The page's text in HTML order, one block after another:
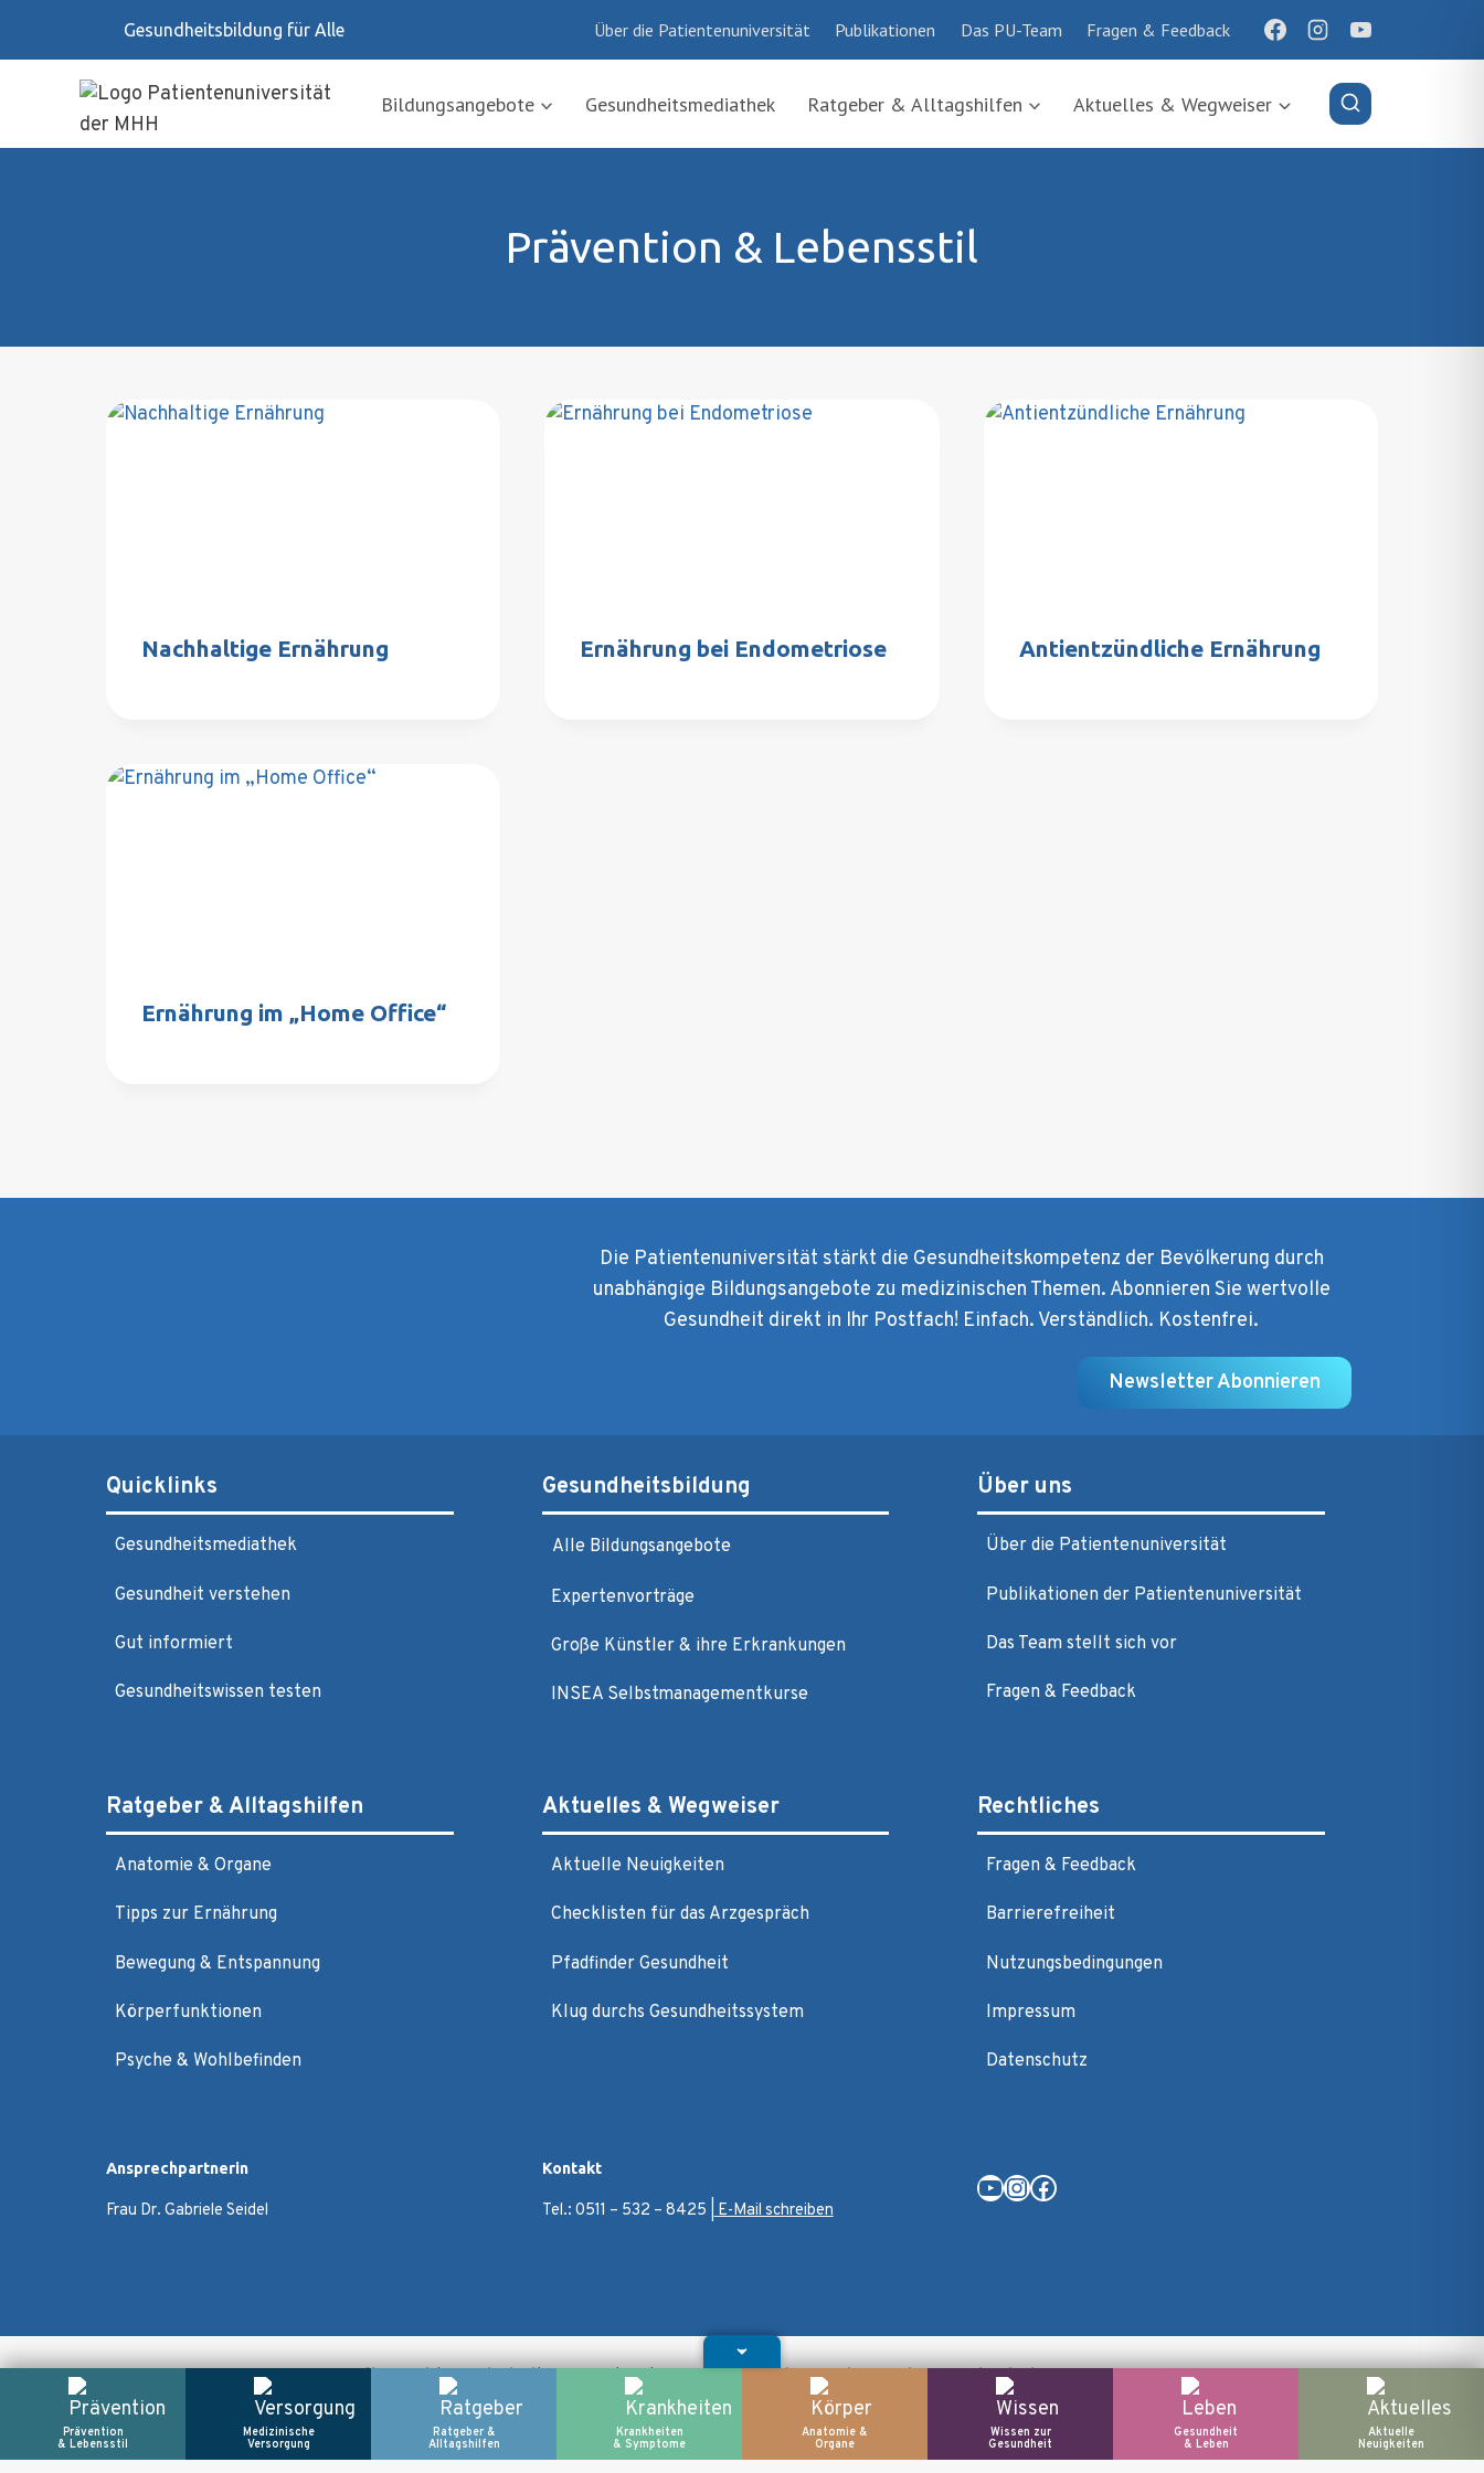
Gesundheitsbildung für Alle Über die Patientenuniversität Publikationen Das PU-Team Fragen & Feedback
Bildungsangebote Gesundheitsmediathek Ratgeber & Alltagshilfen Aktuelles & Wegweiser
Prävention & Lebensstil
Nachhaltige Ernährung Ernährung bei Endometriose Antientzündliche Ernährung
Ernährung im „Home Office“
Die Patientenuniversität stärkt die Gesundheitskompetenz der Bevölkerung durch
unabhängige Bildungsangebote zu medizinischen Themen. Abonnieren Sie wertvolle
Gesundheit direkt in Ihr Postfach! Einfach. Verständlich. Kostenfrei.
Newsletter Abonnieren
Quicklinks
Gesundheitsmediathek
Gesundheit verstehen
Gut informiert
Gesundheitswissen testen
Gesundheitsbildung
Alle Bildungsangebote
Expertenvorträge
Große Künstler & ihre Erkrankungen
INSEA Selbstmanagementkurse
Über uns
Über die Patientenuniversität
Publikationen der Patientenuniversität
Das Team stellt sich vor
Fragen & Feedback
Ratgeber & Alltagshilfen
Anatomie & Organe
Tipps zur Ernährung
Bewegung & Entspannung
Körperfunktionen
Psyche & Wohlbefinden
Aktuelles & Wegweiser
Aktuelle Neuigkeiten
Checklisten für das Arzgespräch
Pfadfinder Gesundheit
Klug durchs Gesundheitssystem
Rechtliches
Fragen & Feedback
Barrierefreiheit
Nutzungsbedingungen
Impressum
Datenschutz
Ansprechpartnerin
Frau Dr. Gabriele Seidel
Kontakt
Tel.: 0511 – 532 – 8425 | E-Mail schreiben
YouTube
Instagram
Facebook
Alle Rechte vorbehalten @ Patientenuniversität der Medizinischen Hochschule Hannover
Prävention
& Lebensstil
Medizinische
Versorgung
Ratgeber &
Alltagshilfen
Krankheiten
& Symptome
Anatomie &
Organe
Wissen zur
Gesundheit
Gesundheit
& Leben
Aktuelle
Neuigkeiten